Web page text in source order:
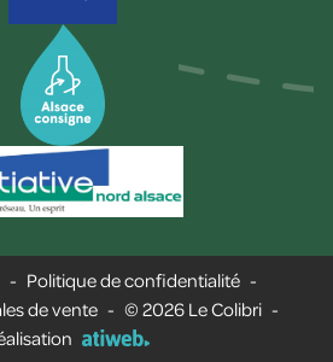
- Politique de confidentialité -
de vente - © 2026 Le Colibri -